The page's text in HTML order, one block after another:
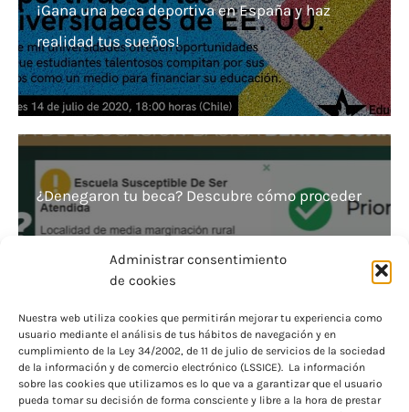
Administrar consentimiento
de cookies
Nuestra web utiliza cookies que permitirán mejorar tu experiencia como
usuario mediante el análisis de tus hábitos de navegación y en
cumplimiento de la Ley 34/2002, de 11 de julio de servicios de la sociedad
de la información y de comercio electrónico (LSSICE). La información
sobre las cookies que utilizamos es lo que va a garantizar que el usuario
pueda tomar su decisión de forma consciente y libre a la hora de prestar
¡Gana una beca deportiva en España y haz
realidad tus sueños!
¿Denegaron tu beca? Descubre cómo proceder
¡Asegura tu educación! Cuantía de becas para
Necesidades Educativas Especiales.